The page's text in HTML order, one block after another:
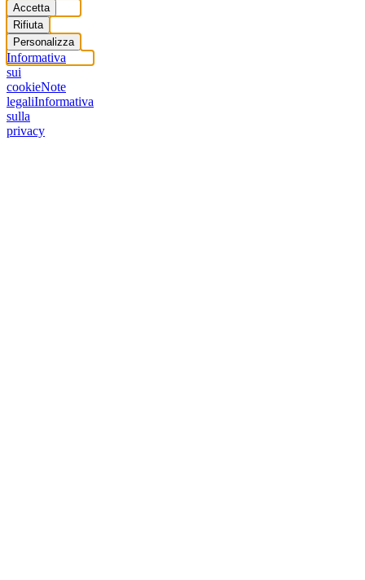
Accetta
Rifiuta
Personalizza
Informativa
sui
cookieNote
legaliInformativa
sulla
privacy